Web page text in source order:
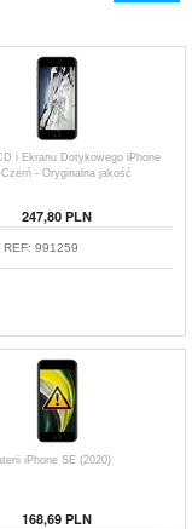
i Ekranu Dotykowego iPhone
- Oryginalna jakość
247,80 PLN
REF: 991259
iPhone SE (2020)
168,69 PLN